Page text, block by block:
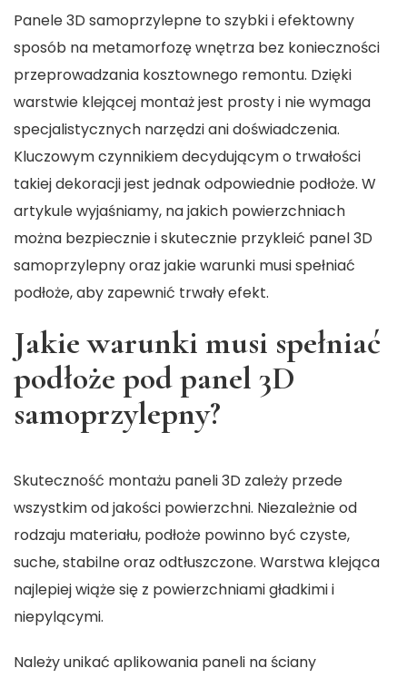
Panele 3D samoprzylepne to szybki i efektowny
sposób na metamorfozę wnętrza bez konieczności
przeprowadzania kosztownego remontu. Dzięki
warstwie klejącej montaż jest prosty i nie wymaga
specjalistycznych narzędzi ani doświadczenia.
Kluczowym czynnikiem decydującym o trwałości
takiej dekoracji jest jednak odpowiednie podłoże. W
artykule wyjaśniamy, na jakich powierzchniach
można bezpiecznie i skutecznie przykleić panel 3D
samoprzylepny oraz jakie warunki musi spełniać
podłoże, aby zapewnić trwały efekt.
Jakie warunki musi spełniać
podłoże pod panel 3D
samoprzylepny?
Skuteczność montażu paneli 3D zależy przede
wszystkim od jakości powierzchni. Niezależnie od
rodzaju materiału, podłoże powinno być czyste,
suche, stabilne oraz odtłuszczone. Warstwa klejąca
najlepiej wiąże się z powierzchniami gładkimi i
niepylącymi.
Należy unikać aplikowania paneli na ściany